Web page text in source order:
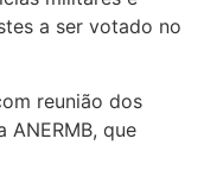
a ser votado no
reunião dos
ANERMB, que